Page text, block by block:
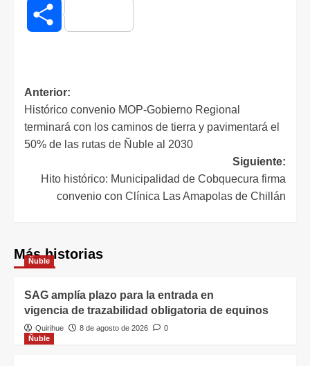
Compartir
Anterior:
Histórico convenio MOP-Gobierno Regional
terminará con los caminos de tierra y pavimentará el
50% de las rutas de Ñuble al 2030
Siguiente:
Hito histórico: Municipalidad de Cobquecura firma
convenio con Clínica Las Amapolas de Chillán
Más historias
Ñuble
SAG amplía plazo para la entrada en
vigencia de trazabilidad obligatoria de equinos
Quirihue 8 de agosto de 2026
0
Ñuble